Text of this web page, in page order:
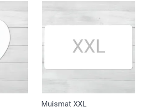
Muismat XXL